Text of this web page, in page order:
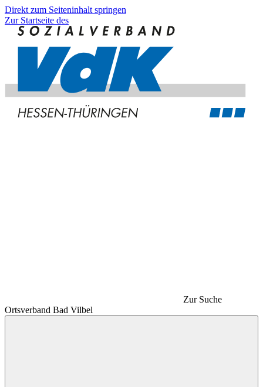
Direkt zum Seiteninhalt springen
Zur Startseite des
Zur Suche
Ortsverband Bad Vilbel